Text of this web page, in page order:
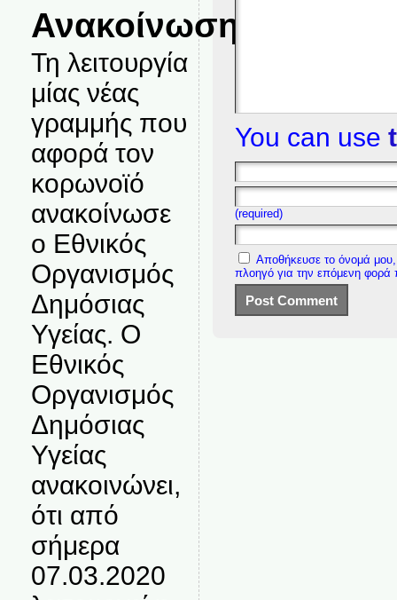
Ανακοίνωση
Τη λειτουργία
μίας νέας
γραμμής που
αφορά τον
κορωνοϊό
ανακοίνωσε
ο Εθνικός
Οργανισμός
Δημόσιας
Υγείας. Ο
Εθνικός
Οργανισμός
Δημόσιας
Υγείας
ανακοινώνει,
ότι από
σήμερα
07.03.2020
You can use
(required)
Αποθήκευσε το όνομά μου,
πλοηγό για την επόμενη